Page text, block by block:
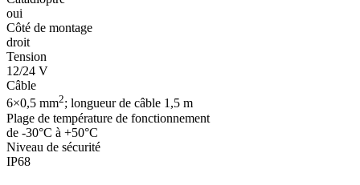
oui
Côté de montage
droit
Tension
12/24 V
Câble
6×0,5 mm2; longueur de câble 1,5 m
Plage de température de fonctionnement
de -30°C à +50°C
Niveau de sécurité
IP68